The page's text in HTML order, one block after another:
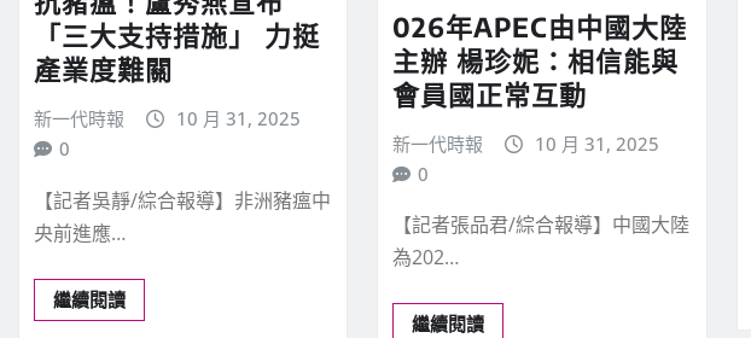
「三大支持措施」 力挺
產業度難關
新一代時報
10 月 31, 2025
0
【記者吳靜/綜合報導】非洲豬瘟中
央前進應…
繼續閱讀
026年APEC由中國大陸
主辦 楊珍妮：相信能與
會員國正常互動
新一代時報
10 月 31, 2025
0
【記者張品君/綜合報導】中國大陸
為202…
繼續閱讀